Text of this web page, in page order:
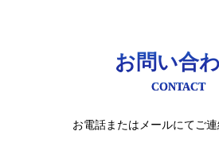
お問い合
CONTACT
お電話またはメールにてご連